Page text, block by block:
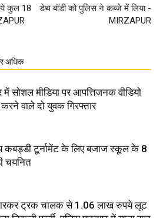
कुल 18
डेथ बॉडी को पुलिस ने कब्जे में लिया -
MIRZAPUR
अधिक
में सोशल मीडिया पर आपत्तिजनक वीडियो
वाले दो युवक गिरफ्तार
कबड्डी टूर्नामेंट के लिए बजाज स्कूल के 8
चयनित
ट्रक चालक से 1.06 लाख रुपये लूट